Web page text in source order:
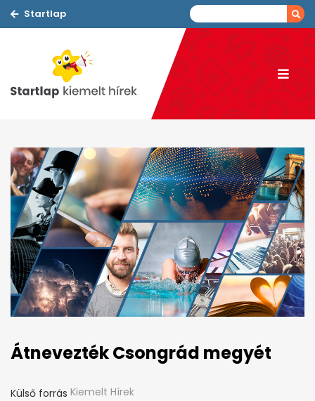
Startlap
Átnevezték Csongrád megyét
Külső forrás Kiemelt Hírek